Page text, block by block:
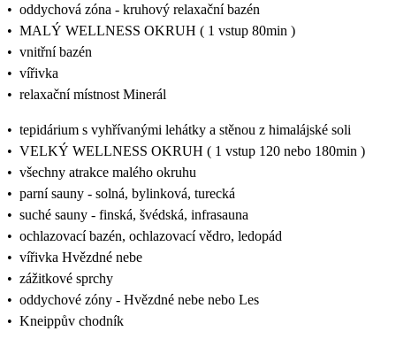
• oddychová zóna - kruhový relaxační bazén
• MALÝ WELLNESS OKRUH ( 1 vstup 80min )
• vnitřní bazén
• vířivka
• relaxační místnost Minerál
• tepidárium s vyhřívanými lehátky a stěnou z himalájské soli
• VELKÝ WELLNESS OKRUH ( 1 vstup 120 nebo 180min )
• všechny atrakce malého okruhu
• parní sauny - solná, bylinková, turecká
• suché sauny - finská, švédská, infrasauna
• ochlazovací bazén, ochlazovací vědro, ledopád
• vířivka Hvězdné nebe
• zážitkové sprchy
• oddychové zóny - Hvězdné nebe nebo Les
• Kneippův chodník